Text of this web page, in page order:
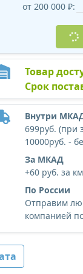
от 200 000 ₽:
Товар
Срок
Внутри
699руб. (при
10000руб. -
За МКАД
+60 руб. за
По России
Отправим
компанией